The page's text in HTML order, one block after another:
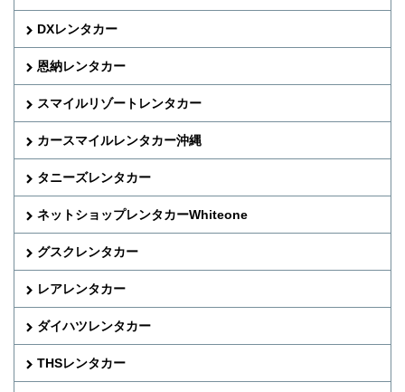
DXレンタカー
恩納レンタカー
スマイルリゾートレンタカー
カースマイルレンタカー沖縄
タニーズレンタカー
ネットショップレンタカーWhiteone
グスクレンタカー
レアレンタカー
ダイハツレンタカー
THSレンタカー